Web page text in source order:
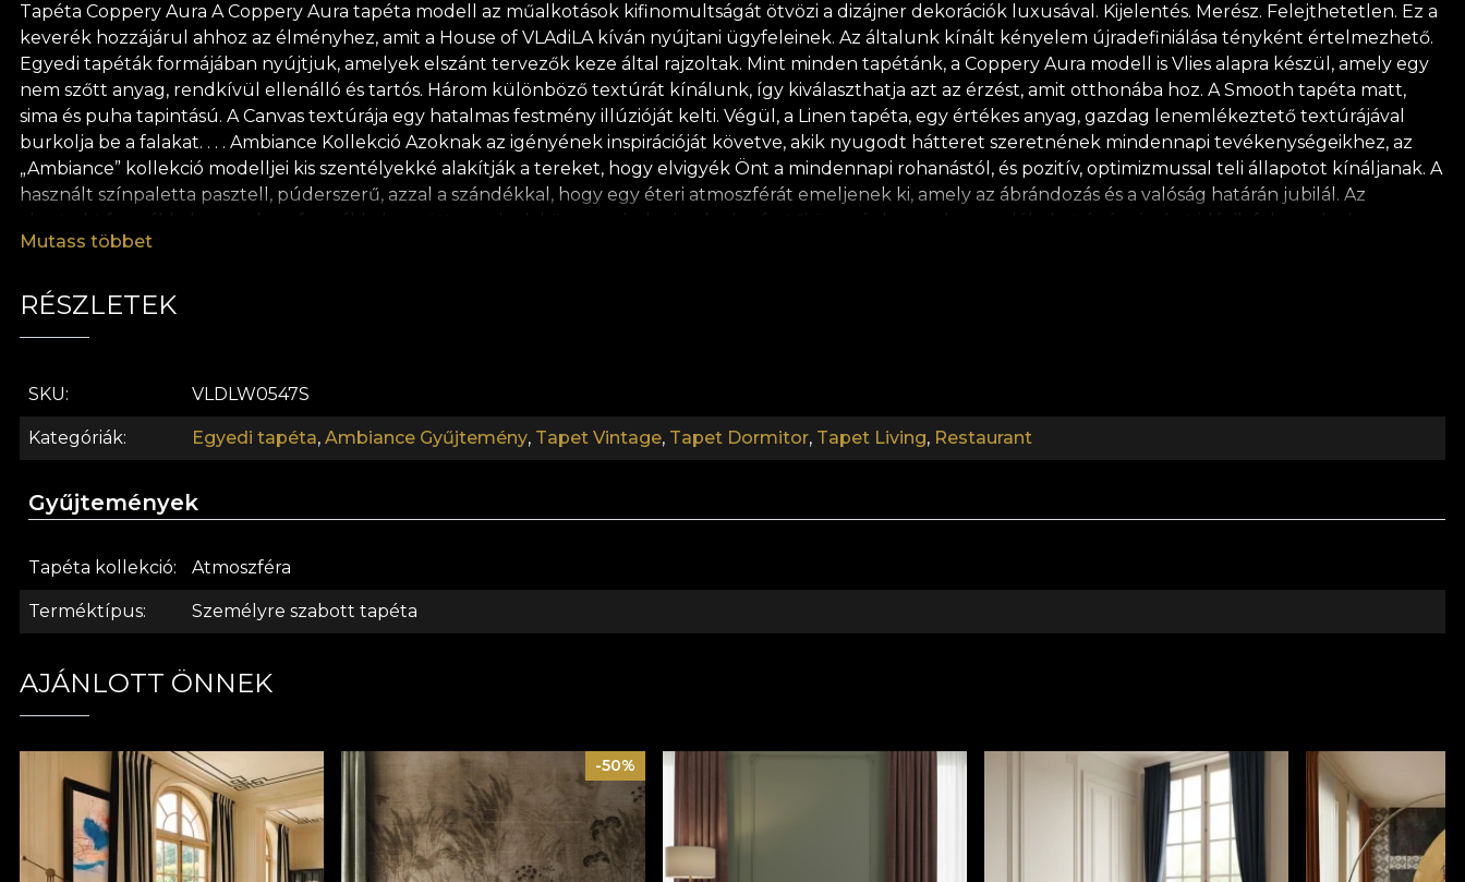
Tapéta Coppery Aura A Coppery Aura tapéta modell az műalkotások kifinomultságát ötvözi a dizájner dekorációk luxusával. Kijelentés. Merész. Felejthetetlen. Ez a
keverék hozzájárul ahhoz az élményhez, amit a House of VLAdiLA kíván nyújtani ügyfeleinek. Az általunk kínált kényelem újradefiniálása tényként értelmezhető.
Egyedi tapéták formájában nyújtjuk, amelyek elszánt tervezők keze által rajzoltak. Mint minden tapétánk, a Coppery Aura modell is Vlies alapra készül, amely egy
nem szőtt anyag, rendkívül ellenálló és tartós. Három különböző textúrát kínálunk, így kiválaszthatja azt az érzést, amit otthonába hoz. A Smooth tapéta matt,
sima és puha tapintású. A Canvas textúrája egy hatalmas festmény illúzióját kelti. Végül, a Linen tapéta, egy értékes anyag, gazdag lenemlékeztető textúrájával
burkolja be a falakat. . . . Ambiance Kollekció Azoknak az igényének inspirációját követve, akik nyugodt hátteret szeretnének mindennapi tevékenységeikhez, az
„Ambiance” kollekció modelljei kis szentélyekké alakítják a tereket, hogy elvigyék Önt a mindennapi rohanástól, és pozitív, optimizmussal teli állapotot kínáljanak. A
használt színpaletta pasztell, púderszerű, azzal a szándékkal, hogy egy éteri atmoszférát emeljenek ki, amely az ábrándozás és a valóság határán jubilál. Az
boldogságot és nyugalmat hoznak a nap szüneteiben. Egyszerűségükben is megragadják az embert, de egy egyszerűség ez, amelyet rejtély és elegancia övez.
festési technikák két visszatérő motívummá válnak, amelyeket grunge kinézetű textúrákkal kevertek. *A természet iránti szeretetből és tiszteletből minden
Mutass többet
RÉSZLETEK
SKU VLDLW0547S
Kategóriák Egyedi tapéta, Ambiance Gyűjtemény, Tapet Vintage, Tapet Dormitor, Tapet Living, Restaurant
Gyűjtemények
Tapéta kollekció Atmoszféra
Terméktípus Személyre szabott tapéta
AJÁNLOTT ÖNNEK
-50%